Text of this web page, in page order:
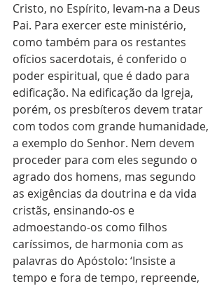
Cristo, no Espírito, levam-na a Deus
Pai. Para exercer este ministério,
como também para os restantes
ofícios sacerdotais, é conferido o
poder espiritual, que é dado para
edificação. Na edificação da Igreja,
porém, os presbíteros devem tratar
com todos com grande humanidade,
a exemplo do Senhor. Nem devem
proceder para com eles segundo o
agrado dos homens, mas segundo
as exigências da doutrina e da vida
cristãs, ensinando-os e
admoestando-os como filhos
caríssimos, de harmonia com as
palavras do Apóstolo: ‘Insiste a
tempo e fora de tempo, repreende,